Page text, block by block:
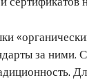
за ними.